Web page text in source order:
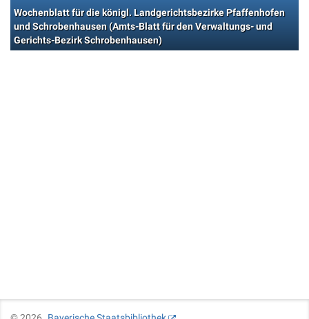
Wochenblatt für die königl. Landgerichtsbezirke Pfaffenhofen
und Schrobenhausen (Amts-Blatt für den Verwaltungs- und
Gerichts-Bezirk Schrobenhausen)